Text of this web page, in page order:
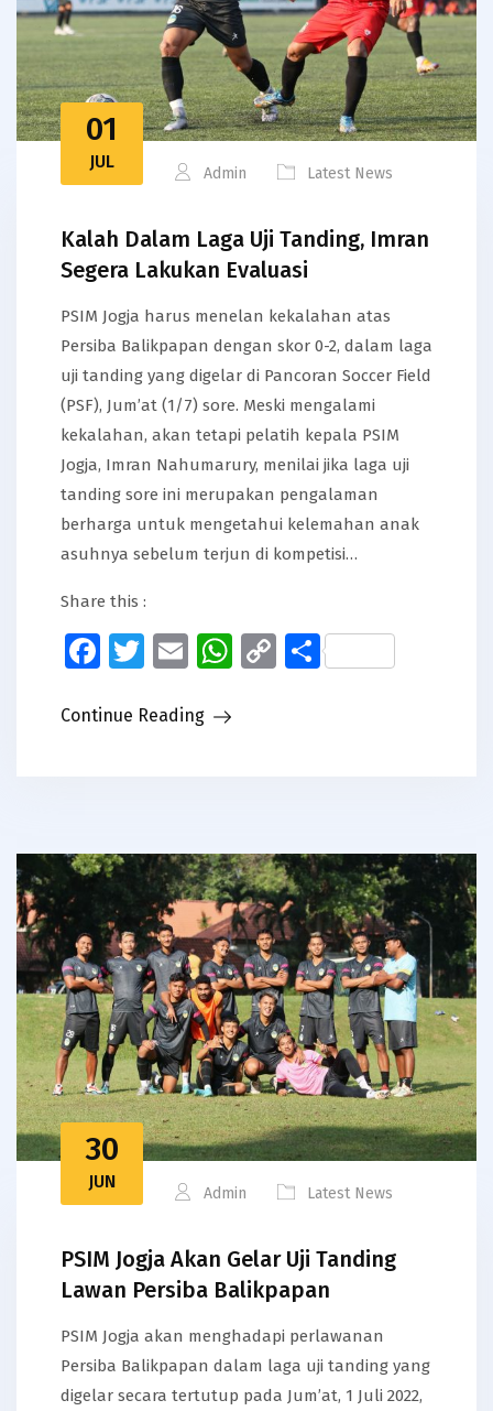
01
JUL
Admin Latest News
Kalah Dalam Laga Uji Tanding, Imran
Segera Lakukan Evaluasi
PSIM Jogja harus menelan kekalahan atas
Persiba Balikpapan dengan skor 0-2, dalam laga
uji tanding yang digelar di Pancoran Soccer Field
(PSF), Jum’at (1/7) sore. Meski mengalami
kekalahan, akan tetapi pelatih kepala PSIM
Jogja, Imran Nahumarury, menilai jika laga uji
tanding sore ini merupakan pengalaman
berharga untuk mengetahui kelemahan anak
asuhnya sebelum terjun di kompetisi…
Share this :
Facebook
Twitter
EmailWhatsApp
CopyShare
Continue Reading
30
JUN
Admin Latest News
PSIM Jogja Akan Gelar Uji Tanding
Lawan Persiba Balikpapan
PSIM Jogja akan menghadapi perlawanan
Persiba Balikpapan dalam laga uji tanding yang
digelar secara tertutup pada Jum’at, 1 Juli 2022,